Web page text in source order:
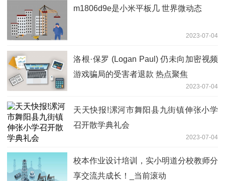
m1806d9e是小米平板几 世界微动态
2023-07-04
洛根·保罗 (Logan Paul) 仍未向加密视频
游戏骗局的受害者退款 热点聚焦
2023-07-04
天天快报!漯河市舞阳县九街镇伸张小学
召开散学典礼会
2023-07-04
校本作业设计培训，实小明道分校教师分
享交流共成长！_当前滚动